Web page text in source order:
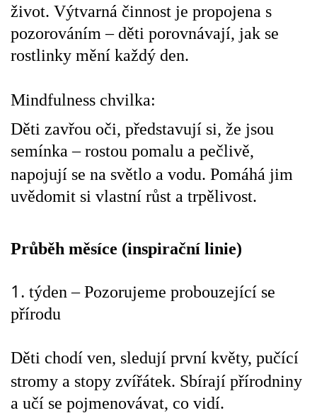
PÍSNĚ K TÉMATU LÉTO
POHYBOVÉ AKTIVITY NA TÉMA LÉTO
PÍSNĚ K TÉMATU PODZIM
POHYBOVÉ AKTIVITY NA TÉMA PODZIM
PÍSNĚ K TÉMATU ZIMA
POHYBOVÉ AKTIVITY NA TÉMA ZIMA
život. Výtvarná činnost je propojena s
pozorováním – děti porovnávají, jak se
rostlinky mění každý den.
Mindfulness chvilka:
Děti zavřou oči, představují si, že jsou
semínka – rostou pomalu a pečlivě,
napojují se na světlo a vodu. Pomáhá jim
uvědomit si vlastní růst a trpělivost.
Průběh měsíce (inspirační linie)
1. týden – Pozorujeme probouzející se
přírodu
Děti chodí ven, sledují první květy, pučící
stromy a stopy zvířátek. Sbírají přírodniny
a učí se pojmenovávat, co vidí.